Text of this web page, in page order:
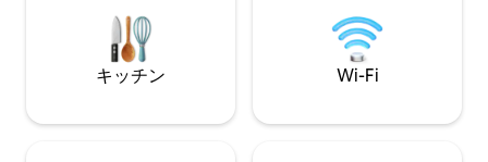
での冒険でも、山
り、Roamもあな
キッチン Wi-Fi